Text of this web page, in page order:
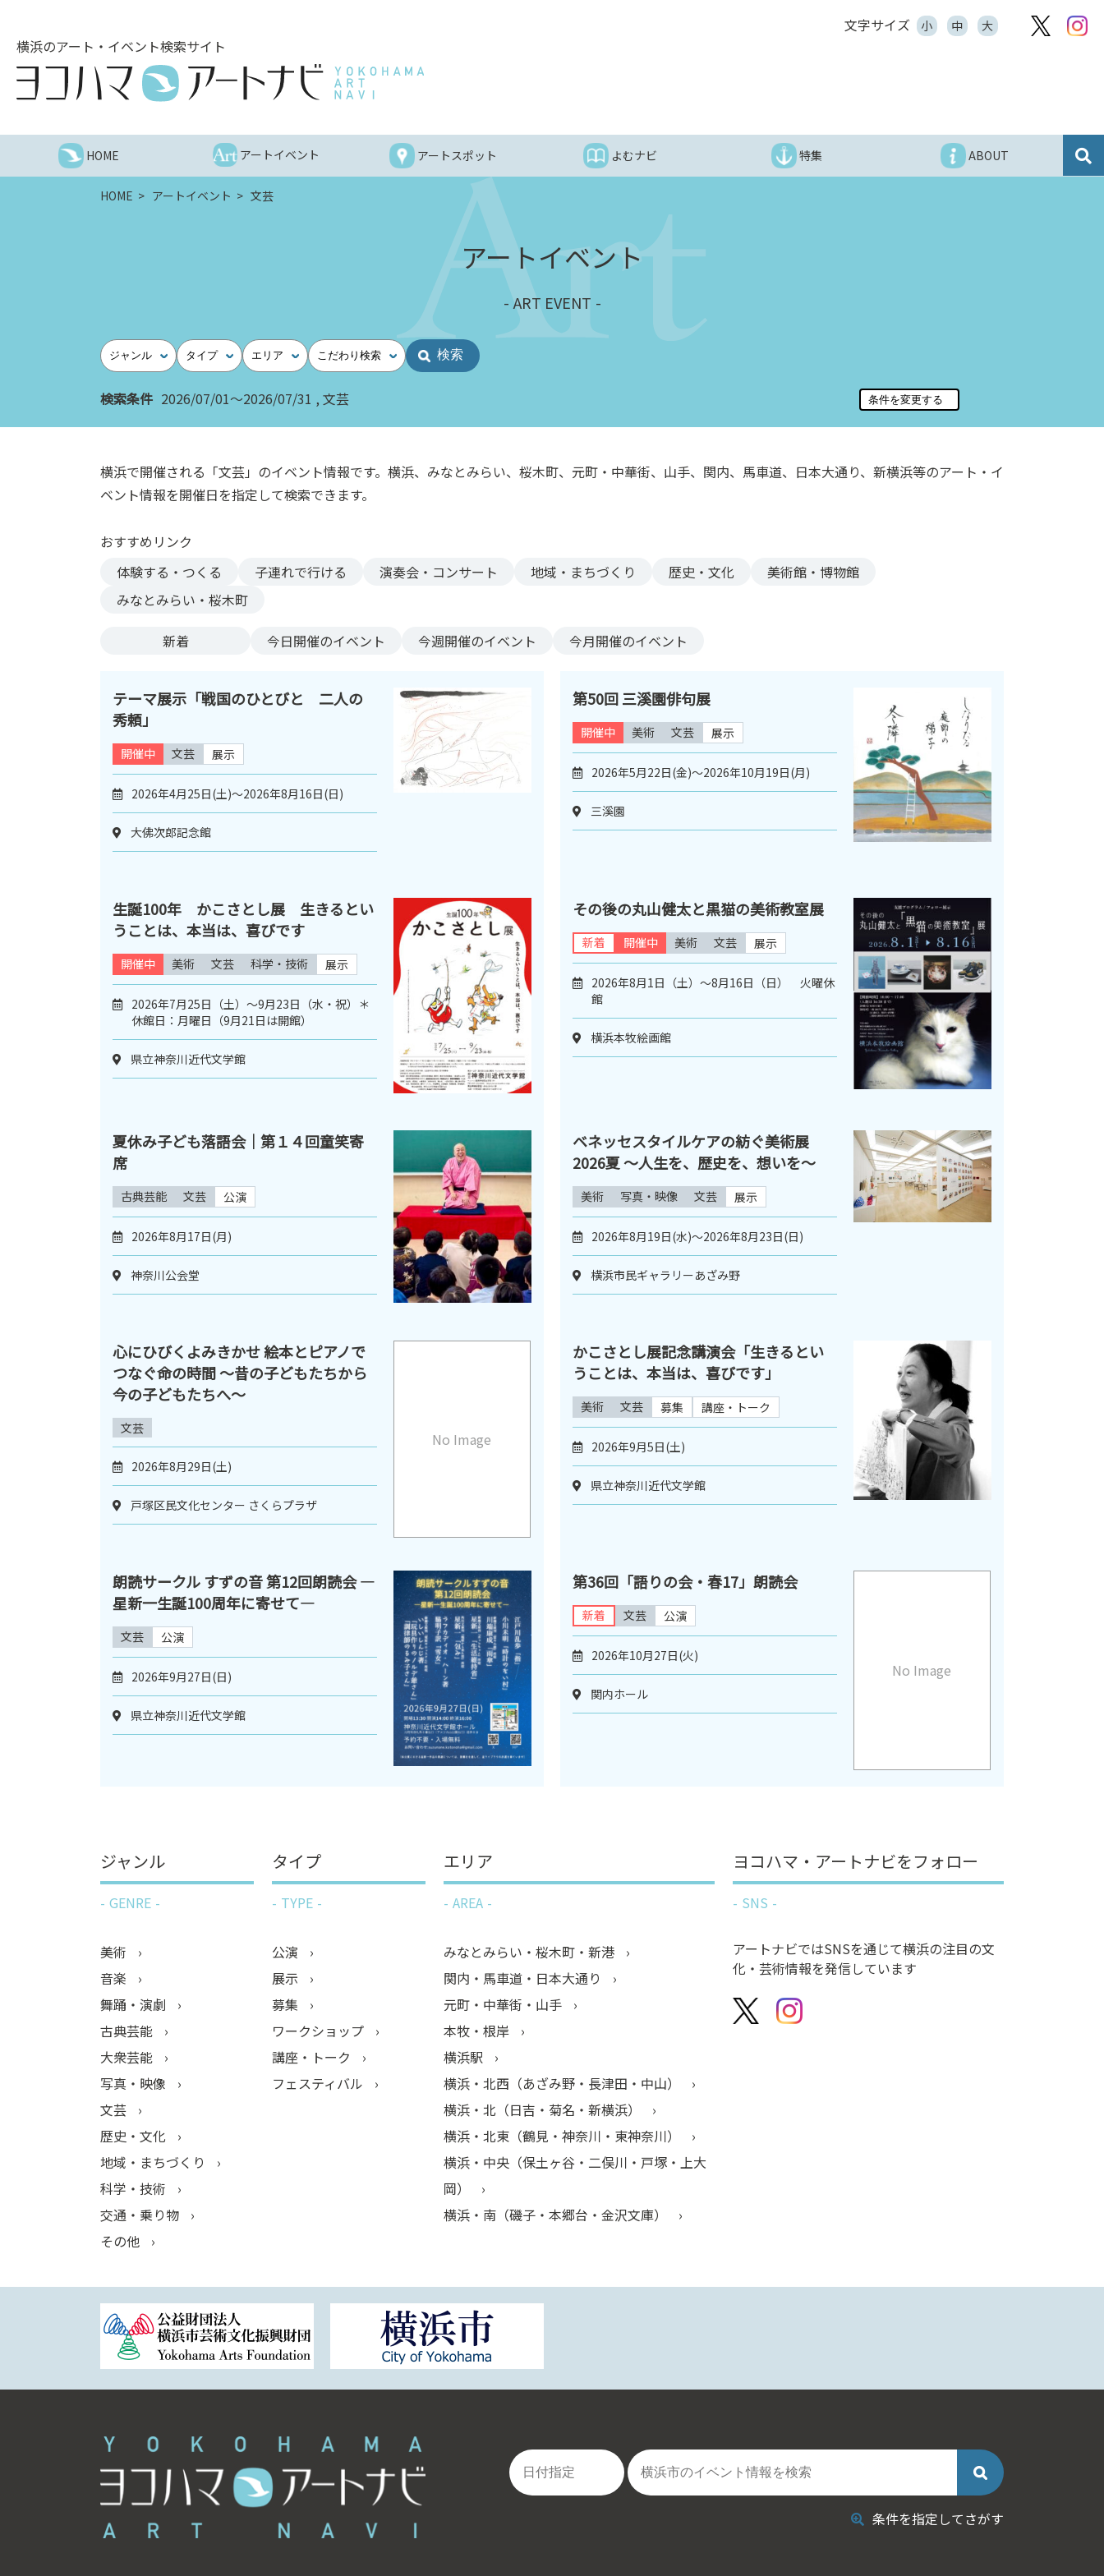
へ
文字サイズ 小 中 大
横浜のアート・イベント検索サイト
HOME アートイベント アートスポット よむナビ 特集 ABOUT
HOME アートイベント 文芸
アートイベント
ART EVENT
ジャンル タイプ エリア こだわり検索
検索条件 2026/07/01～2026/07/31 文芸
横浜で開催される「文芸」のイベント情報です。横浜、みなとみらい、桜木町、元町・中華街、山手、関内、馬車道、日本大通り、新横浜等のアート・イ
ベント情報を開催日を指定して検索できます。
おすすめリンク
体験する・つくる
子連れで行ける 演奏会・コンサート 地域・まちづくり 歴史・文化
美術館・博物館
みなとみらい・桜木町
新着 今日開催のイベント 今週開催のイベント 今月開催のイベント
テーマ展示「戦国のひとびと 二人の
秀頼」
開催中 文芸 展示
2026年4月25日(土)～2026年8月16日(日)
大佛次郎記念館
第50回 三溪園俳句展
開催中 美術 文芸 展示
2026年5月22日(金)～2026年10月19日(月)
三溪園
生誕100年 かこさとし展 生きるとい
うことは、本当は、喜びです
開催中 美術 文芸 科学・技術 展示
2026年7月25日（土）～9月23日（水・祝）＊
休館日：月曜日（9月21日は開館）
県立神奈川近代文学館
その後の丸山健太と黒猫の美術教室展
新着 開催中 美術 文芸 展示
2026年8月1日（土）～8月16日（日） 火曜休
館
横浜本牧絵画館
夏休み子ども落語会｜第１４回童笑寄
席
古典芸能 文芸 公演
2026年8月17日(月)
神奈川公会堂
ベネッセスタイルケアの紡ぐ美術展
2026夏 〜人生を、歴史を、想いを〜
美術 写真・映像 文芸 展示
2026年8月19日(水)～2026年8月23日(日)
横浜市民ギャラリーあざみ野
No Image
心にひびくよみきかせ 絵本とピアノで
つなぐ命の時間 ～昔の子どもたちから
今の子どもたちへ～
文芸
2026年8月29日(土)
戸塚区民文化センター さくらプラザ
かこさとし展記念講演会「生きるとい
うことは、本当は、喜びです」
美術 文芸 募集 講座・トーク
2026年9月5日(土)
県立神奈川近代文学館
朗読サークル すずの音 第12回朗読会 ―
星新一生誕100周年に寄せて―
文芸 公演
2026年9月27日(日)
県立神奈川近代文学館
No Image
第36回「語りの会・春17」朗読会
新着 文芸 公演
2026年10月27日(火)
関内ホール
ジャンル
GENRE
美術
音楽
舞踊・演劇
古典芸能
大衆芸能
写真・映像
文芸
歴史・文化
地域・まちづくり
科学・技術
交通・乗り物
その他
タイプ
TYPE
公演
展示
募集
ワークショップ
講座・トーク
フェスティバル
エリア
AREA
みなとみらい・桜木町・新港
関内・馬車道・日本大通り
元町・中華街・山手
本牧・根岸
横浜駅
横浜・北西（あざみ野・長津田・中山）
横浜・北（日吉・菊名・新横浜）
横浜・北東（鶴見・神奈川・東神奈川）
横浜・中央（保土ヶ谷・二俣川・戸塚・上大
岡）
横浜・南（磯子・本郷台・金沢文庫）
ヨコハマ・アートナビをフォロー
SNS
アートナビではSNSを通じて横浜の注目の文
化・芸術情報を発信しています
条件を指定してさがす